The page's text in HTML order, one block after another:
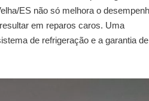
ES não só melhora o
em reparos caros. Uma
de refrigeração e a garantia de